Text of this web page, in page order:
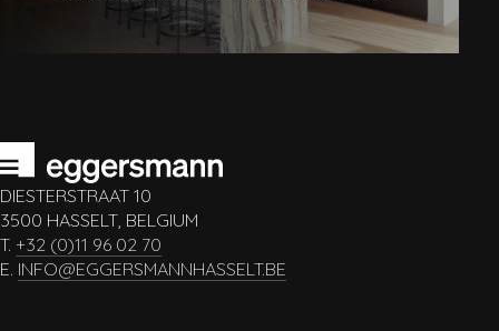
DIESTERSTRAAT 10
3500 HASSELT, BELGIUM
T. +32 (0)11 96 02 70
E. INFO@EGGERSMANNHASSELT.BE